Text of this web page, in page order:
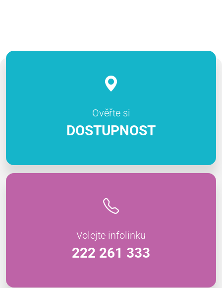
Ověřte si
DOSTUPNOST
Volejte infolinku
222 261 333